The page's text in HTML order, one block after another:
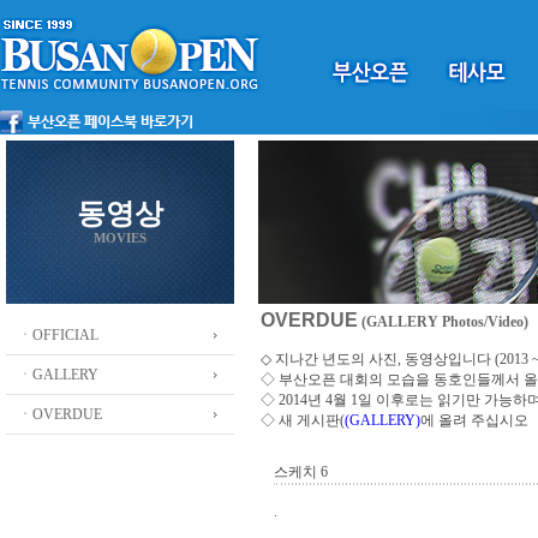
동영상
MOVIES
ㆍOFFICIAL
ㆍGALLERY
ㆍOVERDUE
OVERDUE (GALLERY Photos/Video)
◇ 지나간 년도의 사진, 동영상입니다 (2013
◇ 부산오픈 대회의 모습을 동호인들께서
◇ 2014년 4월 1일 이후로는 읽기만 가능하
◇ 새 게시판((GALLERY)에 올려 주십시오
스케치 6
.